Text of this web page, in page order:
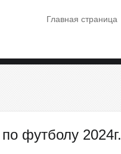
Главная страница
футболу 2024г.